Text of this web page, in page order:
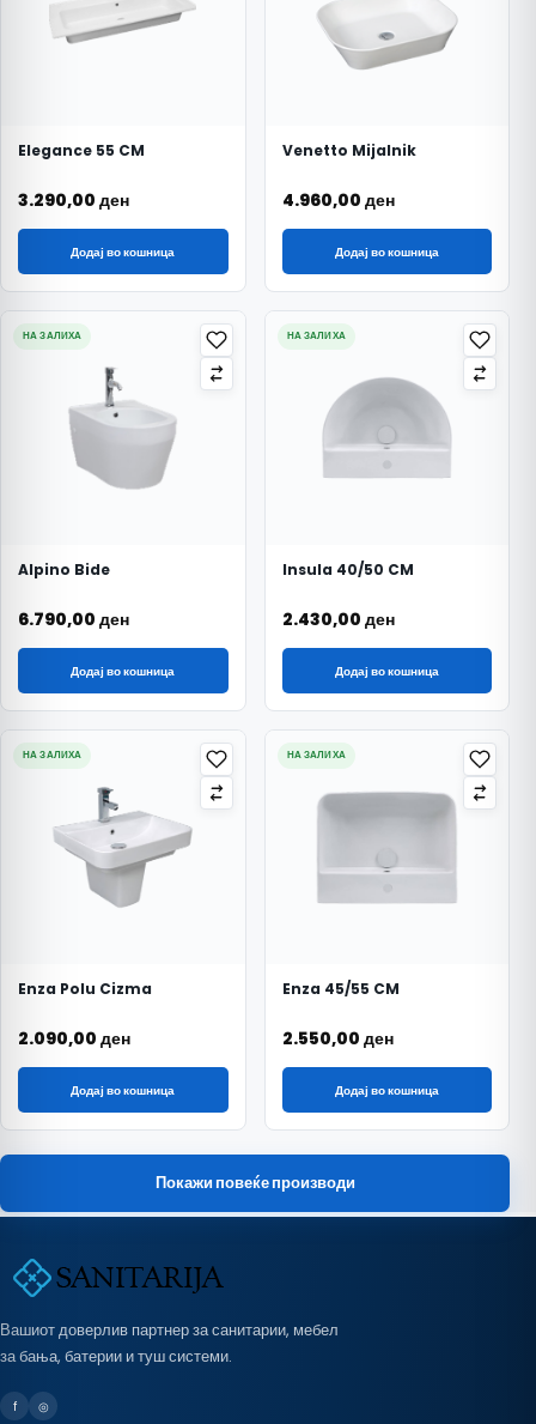
Elegance 55 CM
3.290,00 ден
Додај во кошница
Venetto Mijalnik
4.960,00 ден
Додај во кошница
НА ЗАЛИХА
Alpino Bide
6.790,00 ден
Додај во кошница
НА ЗАЛИХА
Insula 40/50 CM
2.430,00 ден
Додај во кошница
НА ЗАЛИХА
Enza Polu Cizma
2.090,00 ден
Додај во кошница
НА ЗАЛИХА
Enza 45/55 CM
2.550,00 ден
Додај во кошница
Покажи повеќе производи
Вашиот доверлив партнер за санитарии, мебел
за бања, батерии и туш системи.
f ◎